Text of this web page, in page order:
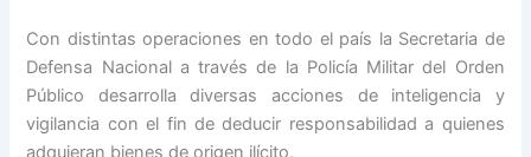
Con distintas operaciones en todo el país la Secretaria de
Defensa Nacional a través de la Policía Militar del Orden
Público desarrolla diversas acciones de inteligencia y
vigilancia con el fin de deducir responsabilidad a quienes
adquieran bienes de origen ilícito.